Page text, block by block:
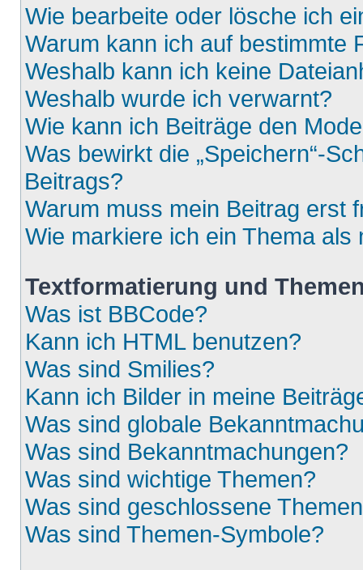
Wie bearbeite oder lösche ich
Warum kann ich auf bestimmte
Weshalb kann ich keine
Weshalb wurde ich verwarnt?
Wie kann ich Beiträge den
Was bewirkt die „Speichern“-
Beitrags?
Warum muss mein Beitrag erst
Wie markiere ich ein Thema als
Textformatierung und
Was ist BBCode?
Kann ich HTML benutzen?
Was sind Smilies?
Kann ich Bilder in meine
Was sind globale
Was sind Bekanntmachungen?
Was sind wichtige Themen?
Was sind geschlossene
Was sind Themen-Symbole?